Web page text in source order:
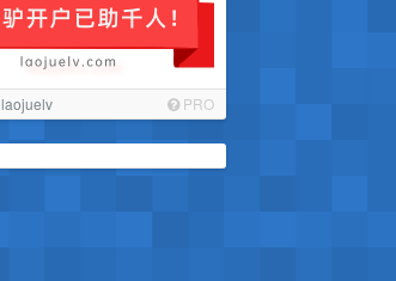
laojuelv PRO